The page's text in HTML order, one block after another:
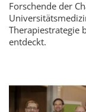
Forschende der
Therapiestrategie
entdeckt.